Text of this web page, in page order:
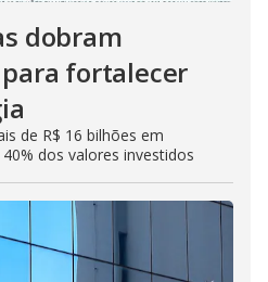
dobram
fortalecer
de R$ 16 bilhões em
dos valores investidos